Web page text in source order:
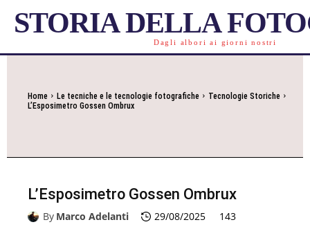
STORIA DELLA
Dagli albori ai giorni nostri
Home Le tecniche e le tecnologie fotografiche
Tecnologie Storiche
L’Esposimetro Gossen Ombrux
L’Esposimetro Gossen Ombrux
By Marco Adelanti 29/08/2025 143